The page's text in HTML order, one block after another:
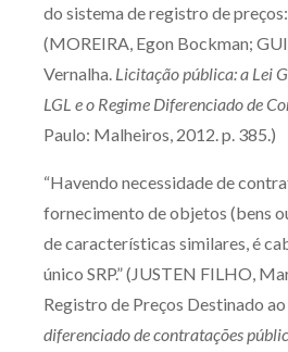
do sistema de registro de preços:
(MOREIRA, Egon Bockman;
Vernalha. Licitação pública: a Lei
LGL e o Regime Diferenciado de
Paulo: Malheiros, 2012. p. 385.)
“Havendo necessidade de
fornecimento de objetos (bens
de características similares, é
único SRP.” (JUSTEN FILHO,
Registro de Preços Destinado ao
diferenciado de contratações